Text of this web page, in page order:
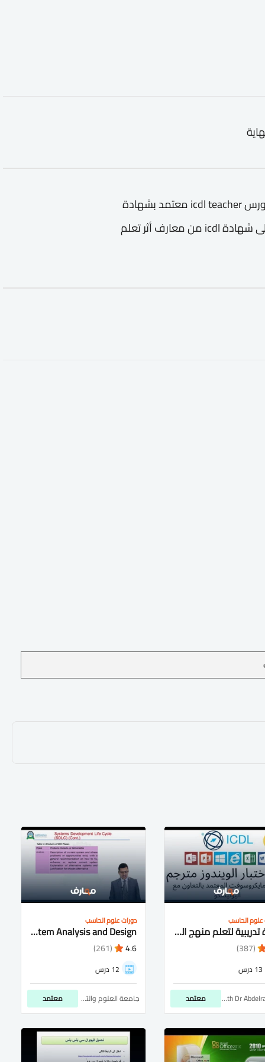
icdl teacher دورة مقدمة من منصة معارف ويعد كورس icdl teacher معتمد بشهادة
اكاديمية مجانية ويمكنك من خلال الدورة الحصول على شهادة icdl من معارف أثر تعلم
علوم الحاسب
دورة تدريبية لتعلم منهج الرخصة الدولية ICDL Teacher
(387)
13 درس
Learn With Dr Abdelrahman معتمد
دورات علوم الحاسب
System Analysis and Design
4.6
(261)
12 درس
جامعة العلوم والتكنولوجيا التعليم الالكتروني والتعلم عن بُعد معتمد